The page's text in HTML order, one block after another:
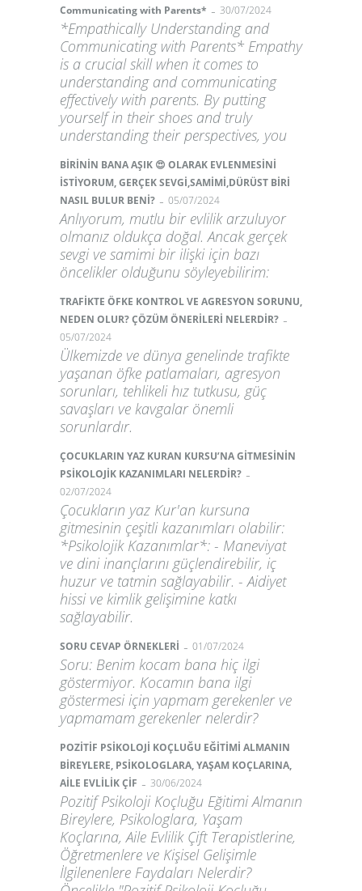
Communicating with Parents* - 30/07/2024
*Empathically Understanding and
Communicating with Parents* Empathy
is a crucial skill when it comes to
understanding and communicating
effectively with parents. By putting
yourself in their shoes and truly
understanding their perspectives, you
BİRİNİN BANA AŞIK 😍 OLARAK EVLENMESİNİ
İSTİYORUM, GERÇEK SEVGİ,SAMİMİ,DÜRÜST BİRİ
NASIL BULUR BENİ? - 05/07/2024
Anlıyorum, mutlu bir evlilik arzuluyor
olmanız oldukça doğal. Ancak gerçek
sevgi ve samimi bir ilişki için bazı
öncelikler olduğunu söyleyebilirim:
TRAFİKTE ÖFKE KONTROL VE AGRESYON SORUNU,
NEDEN OLUR? ÇÖZÜM ÖNERİLERİ NELERDİR? -
05/07/2024
Ülkemizde ve dünya genelinde trafikte
yaşanan öfke patlamaları, agresyon
sorunları, tehlikeli hız tutkusu, güç
savaşları ve kavgalar önemli
sorunlardır.
ÇOCUKLARIN YAZ KURAN KURSU’NA GİTMESİNİN
PSİKOLOJİK KAZANIMLARI NELERDİR? -
02/07/2024
Çocukların yaz Kur'an kursuna
gitmesinin çeşitli kazanımları olabilir:
*Psikolojik Kazanımlar*: - Maneviyat
ve dini inançlarını güçlendirebilir, iç
huzur ve tatmin sağlayabilir. - Aidiyet
hissi ve kimlik gelişimine katkı
sağlayabilir.
SORU CEVAP ÖRNEKLERİ - 01/07/2024
Soru: Benim kocam bana hiç ilgi
göstermiyor. Kocamın bana ilgi
göstermesi için yapmam gerekenler ve
yapmamam gerekenler nelerdir?
POZİTİF PSİKOLOJİ KOÇLUĞU EĞİTİMİ ALMANIN
BİREYLERE, PSİKOLOGLARA, YAŞAM KOÇLARINA,
AİLE EVLİLİK ÇİF - 30/06/2024
Pozitif Psikoloji Koçluğu Eğitimi Almanın
Bireylere, Psikologlara, Yaşam
Koçlarına, Aile Evlilik Çift Terapistlerine,
Öğretmenlere ve Kişisel Gelişimle
İlgilenenlere Faydaları Nelerdir?